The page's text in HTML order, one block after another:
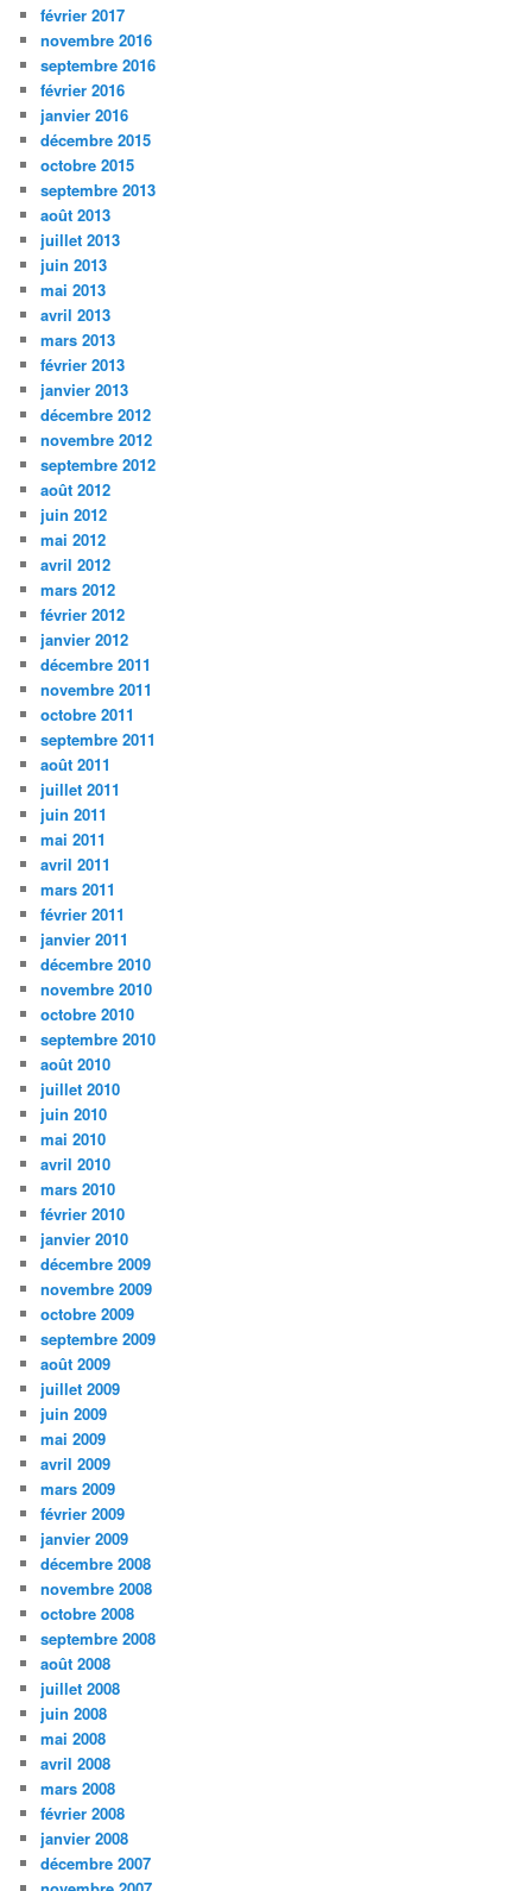
février 2017
novembre 2016
septembre 2016
février 2016
janvier 2016
décembre 2015
octobre 2015
septembre 2013
août 2013
juillet 2013
juin 2013
mai 2013
avril 2013
mars 2013
février 2013
janvier 2013
décembre 2012
novembre 2012
septembre 2012
août 2012
juin 2012
mai 2012
avril 2012
mars 2012
février 2012
janvier 2012
décembre 2011
novembre 2011
octobre 2011
septembre 2011
août 2011
juillet 2011
juin 2011
mai 2011
avril 2011
mars 2011
février 2011
janvier 2011
décembre 2010
novembre 2010
octobre 2010
septembre 2010
août 2010
juillet 2010
juin 2010
mai 2010
avril 2010
mars 2010
février 2010
janvier 2010
décembre 2009
novembre 2009
octobre 2009
septembre 2009
août 2009
juillet 2009
juin 2009
mai 2009
avril 2009
mars 2009
février 2009
janvier 2009
décembre 2008
novembre 2008
octobre 2008
septembre 2008
août 2008
juillet 2008
juin 2008
mai 2008
avril 2008
mars 2008
février 2008
janvier 2008
décembre 2007